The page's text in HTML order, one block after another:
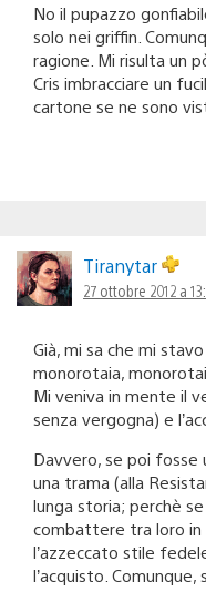
No il pupazzo
solo nei griffin.
ragione. Mi risulta un
Cris imbracciare un
cartone se ne sono
Tiranytar
27 ottobre 2012 a
Già, mi sa che mi
monorotaia,
Mi veniva in mente il
senza vergogna) e
Davvero, se poi fosse
una trama (alla
lunga storia; perchè
combattere tra loro
l’azzeccato stile
l’acquisto. Comunque,